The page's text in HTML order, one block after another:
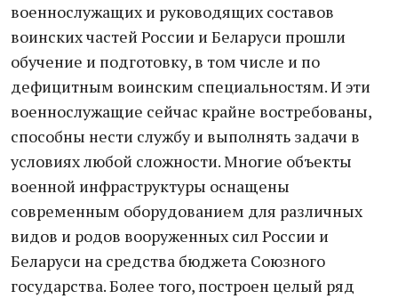
военнослужащих и руководящих составов
воинских частей России и Беларуси прошли
обучение и подготовку, в том числе и по
дефицитным воинским специальностям. И эти
военнослужащие сейчас крайне востребованы,
способны нести службу и выполнять задачи в
условиях любой сложности. Многие объекты
военной инфраструктуры оснащены
современным оборудованием для различных
видов и родов вооруженных сил России и
Беларуси на средства бюджета Союзного
государства. Более того, построен целый ряд